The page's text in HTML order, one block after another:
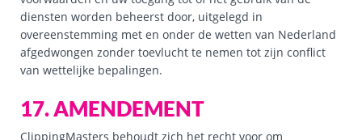
diensten worden beheerst door, uitgelegd in
overeenstemming met en onder de wetten van Nederland
afgedwongen zonder toevlucht te nemen tot zijn conflict
van wettelijke bepalingen.
17. AMENDEMENT
ClippingMasters behoudt zich het recht voor om